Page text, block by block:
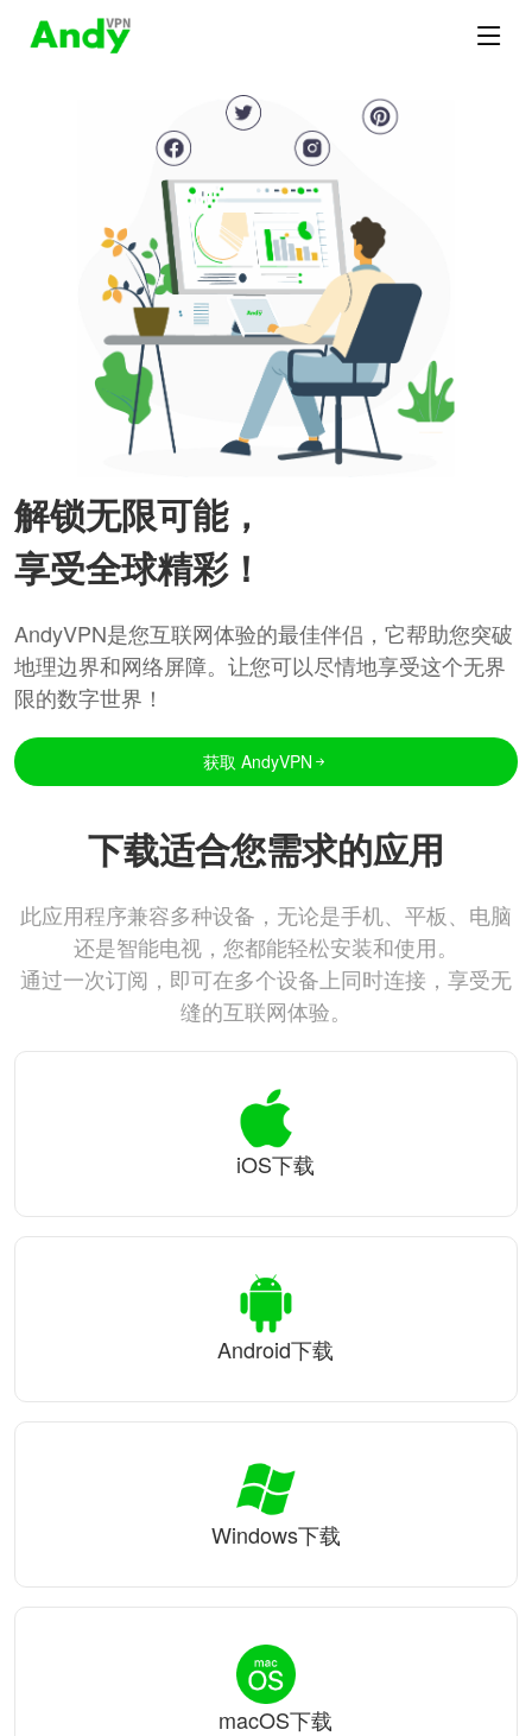
解锁无限可能，
享受全球精彩！
AndyVPN是您互联网体验的最佳伴侣，它帮助您突破
地理边界和网络屏障。让您可以尽情地享受这个无界
限的数字世界！
获取 AndyVPN
下载适合您需求的应用
此应用程序兼容多种设备，无论是手机、平板、电脑
还是智能电视，您都能轻松安装和使用。
通过一次订阅，即可在多个设备上同时连接，享受无
缝的互联网体验。
iOS下载
Android下载
Windows下载
macOS下载